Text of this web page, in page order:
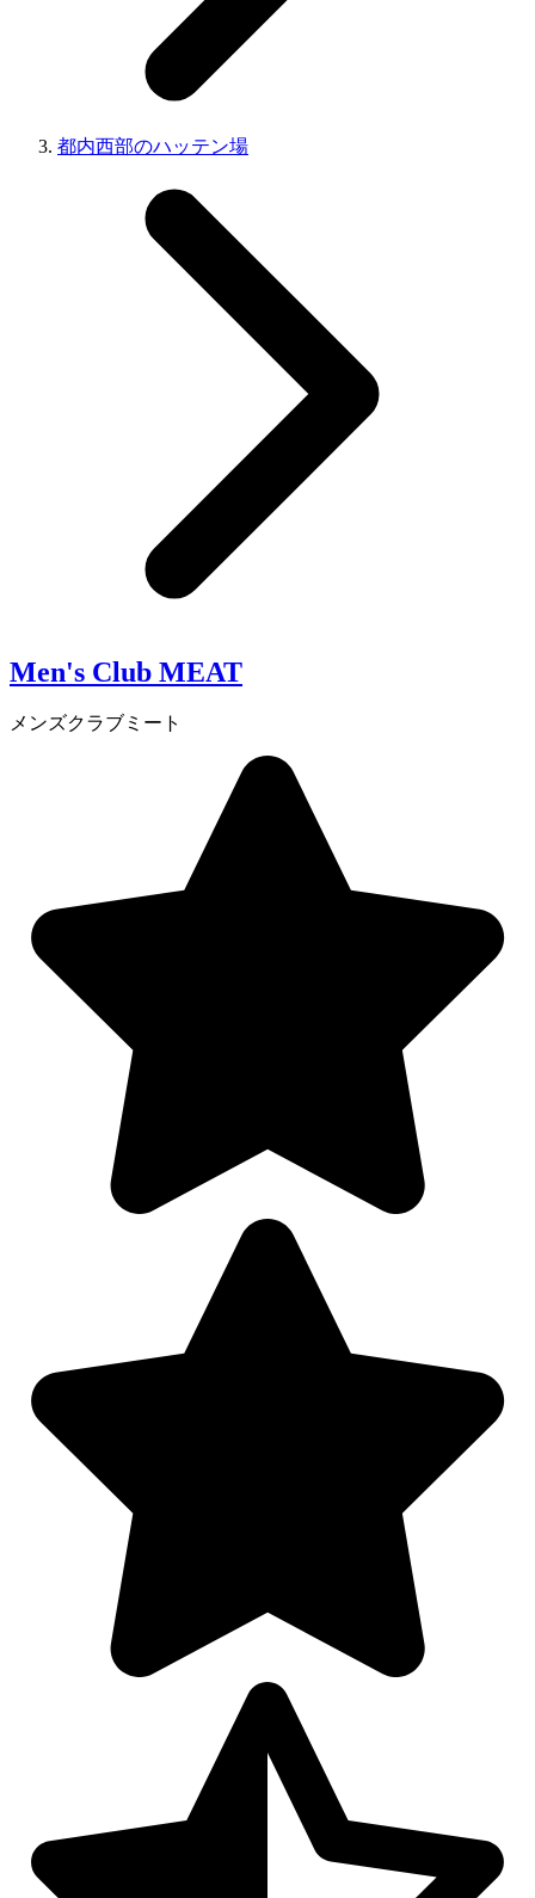
都内西部のハッテン場
Men's Club MEAT
メンズクラブミート